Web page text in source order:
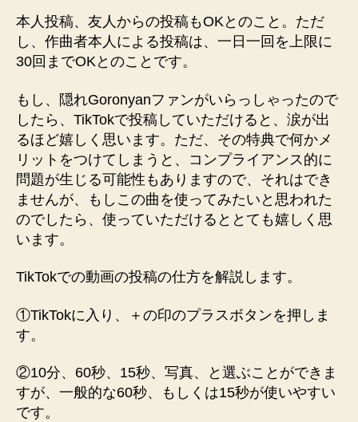
本人投稿、友人からの投稿もOKとのこと。ただ
し、作曲者本人による投稿は、一日一回を上限に
30回までOKとのことです。
もし、隠れGoronyanファンがいらっしゃったので
したら、TikTokで投稿していただけると、涙が出
るほど嬉しく思います。ただ、その特典で何かメ
リットをつけてしまうと、コンプライアンス的に
問題が生じる可能性もありますので、それはでき
ませんが、もしこの曲を使ってみたいと思われた
のでしたら、使っていただけるととても嬉しく思
います。
TikTokでの動画の投稿の仕方を解説します。
①TikTokに入り、＋の印のプラスボタンを押しま
す。
②10分、60秒、15秒、写真、と選ぶことができま
すが、一般的な60秒、もしくは15秒が使いやすい
です。